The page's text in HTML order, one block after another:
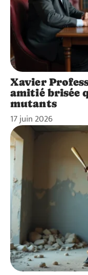
Xavier
amitié brisée
mutants
17 juin 2026